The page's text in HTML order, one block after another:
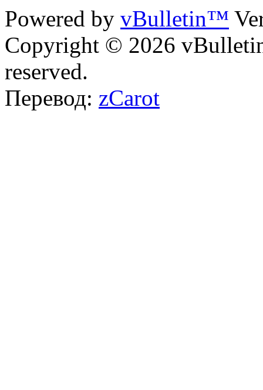
Powered by vBulletin™
Copyright © 2026
reserved.
Перевод: zCarot